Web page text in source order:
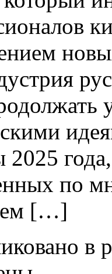
года,
по
[…]
в